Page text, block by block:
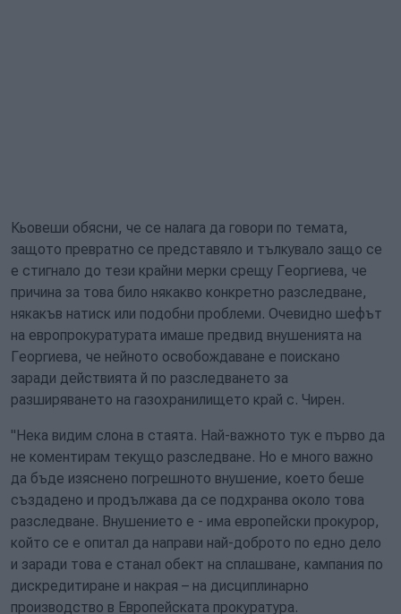
Кьовеши обясни, че се налага да говори по темата,
защото превратно се представяло и тълкувало защо се
е стигнало до тези крайни мерки срещу Георгиева, че
причина за това било някакво конкретно разследване,
някакъв натиск или подобни проблеми. Очевидно шефът
на европрокуратурата имаше предвид внушенията на
Георгиева, че нейното освобождаване е поискано
заради действията й по разследването за
разширяването на газохранилището край с. Чирен.
"Нека видим слона в стаята. Най-важното тук е първо да
не коментирам текущо разследване. Но е много важно
да бъде изяснено погрешното внушение, което беше
създадено и продължава да се подхранва около това
разследване. Внушението е - има европейски прокурор,
който се е опитал да направи най-доброто по едно дело
и заради това е станал обект на сплашване, кампания по
дискредитиране и накрая – на дисциплинарно
производство в Европейската прокуратура.